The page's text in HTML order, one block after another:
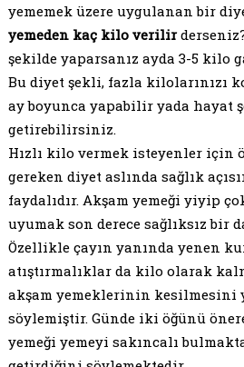
yememek üzere uygulanan bir
yemeden kaç kilo verilir
şekilde yaparsanız ayda 3-5 kilo
Bu diyet şekli, fazla kilolarınızı
ay boyunca yapabilir yada hayat
getirebilirsiniz.
Hızlı kilo vermek isteyenler için
gereken diyet aslında sağlık
faydalıdır. Akşam yemeği yiyip
uyumak son derece sağlıksız bir
Özellikle çayın yanında yenen
atıştırmalıklar da kilo olarak
akşam yemeklerinin kesilmesini
söylemiştir. Günde iki öğünü
yemeği yemeyi sakıncalı